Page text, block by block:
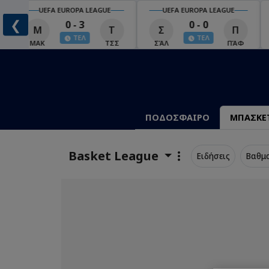
❮
UEFA EUROPA LEAGUE
Μ
ΜΑΚ
0 - 3
ΤΕΛ
Τ
ΤΣΣ
UEFA EUROPA LEAGUE
Σ
ΣΆΛ
0 - 0
ΤΕΛ
Π
ΠΆΦ
ΠΟΔΟΣΦΑΙΡΟ
Basket League Ειδήσεις